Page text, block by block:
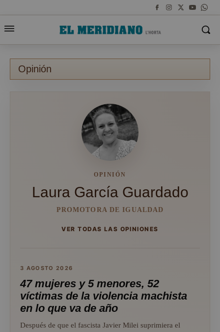
Opinión
OPINIÓN
Laura García Guardado
PROMOTORA DE IGUALDAD
VER TODAS LAS OPINIONES
3 AGOSTO 2026
47 mujeres y 5 menores, 52
víctimas de la violencia machista
en lo que va de año
Después de que el fascista Javier Milei suprimiera el